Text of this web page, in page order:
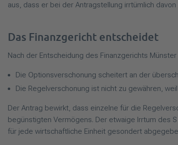
aus, dass er bei der Antragstellung irrtümlich
Das Finanzgericht entscheidet
Nach der Entscheidung des Finanzgerichts
Die Optionsverschonung scheitert an der
Die Regelverschonung ist nicht zu gewähren,
Der Antrag bewirkt, dass einzelne für die
begünstigten Vermögens. Der etwaige Irrtum des
für jede wirtschaftliche Einheit gesondert